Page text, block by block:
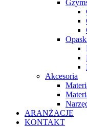
Akcesoria
ARANŻACJE
KONTAKT